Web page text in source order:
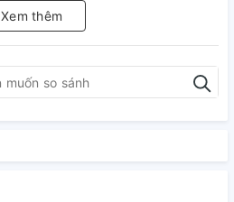
Xem thêm